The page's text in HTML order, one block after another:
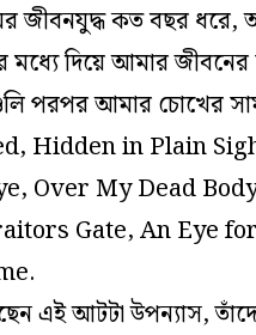
জীবনযুদ্ধ কত বছর ধরে,
মধ্যে দিয়ে আমার জীবনের
পরপর আমার চোখের
Hidden in Plain
Over My Dead
Gate, An Eye
এই আটটা উপন্যাস,